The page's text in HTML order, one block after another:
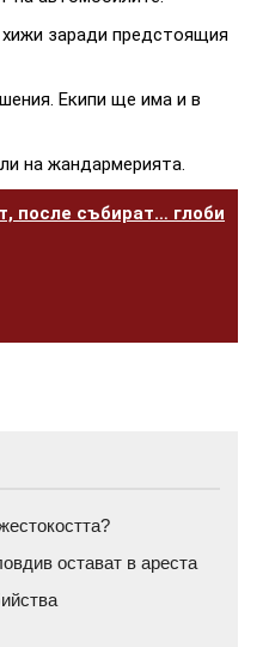
заради предстоящия
Екипи ще има и в
на жандармерията.
после събират… глоби
остават в ареста